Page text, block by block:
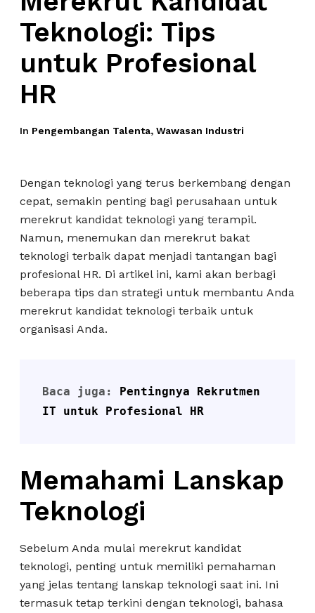
Teknologi: Tips
untuk Profesional
HR
In Pengembangan Talenta, Wawasan Industri
Dengan teknologi yang terus berkembang dengan
cepat, semakin penting bagi perusahaan untuk
merekrut kandidat teknologi yang terampil.
Namun, menemukan dan merekrut bakat
teknologi terbaik dapat menjadi tantangan bagi
profesional HR. Di artikel ini, kami akan berbagi
beberapa tips dan strategi untuk membantu Anda
merekrut kandidat teknologi terbaik untuk
organisasi Anda.
Baca juga: Pentingnya Rekrutmen
IT untuk Profesional HR
Memahami Lanskap
Teknologi
Sebelum Anda mulai merekrut kandidat
teknologi, penting untuk memiliki pemahaman
yang jelas tentang lanskap teknologi saat ini. Ini
termasuk tetap terkini dengan teknologi, bahasa